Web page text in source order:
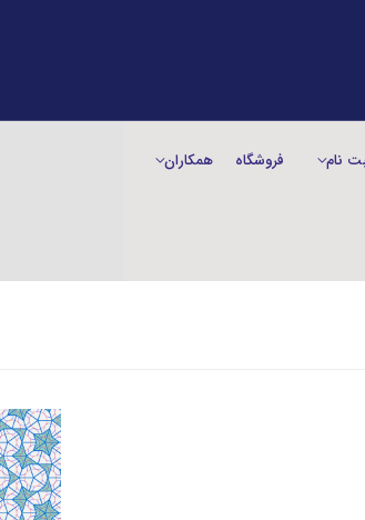
نام فروشگاه همکاران